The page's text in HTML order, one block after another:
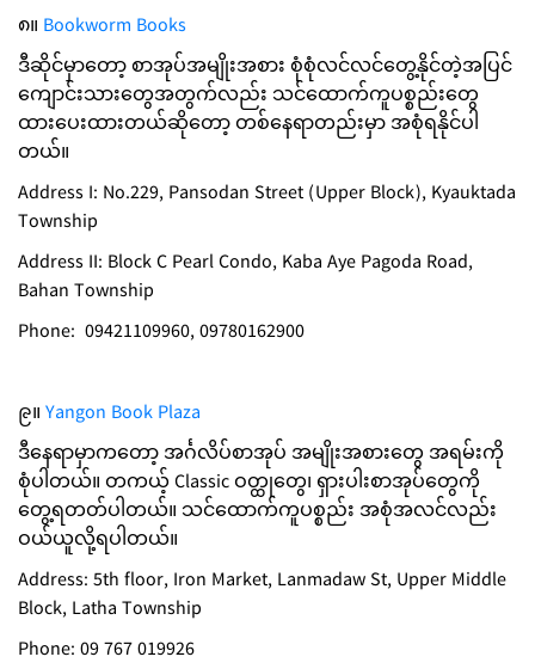
၈။ Bookworm Books
ဒီဆိုင်မှာတော့ စာအုပ်အမျိုးအစား စုံစုံလင်လင်တွေ့နိုင်တဲ့အပြင်
ကျောင်းသားတွေအတွက်လည်း သင်ထောက်ကူပစ္စည်းတွေ
ထားပေးထားတယ်ဆိုတော့ တစ်နေရာတည်းမှာ အစုံရနိုင်ပါ
တယ်။
Address I: No.229, Pansodan Street (Upper Block), Kyauktada
Township
Address II: Block C Pearl Condo, Kaba Aye Pagoda Road,
Bahan Township
Phone: 09421109960, 09780162900
၉။Yangon Book Plaza
ဒီနေရာမှာကတော့ အင်္ဂလိပ်စာအုပ် အမျိုးအစားတွေ အရမ်းကို
စုံပါတယ်။ တကယ့် Classic ဝတ္ထုတွေ၊ ရှားပါးစာအုပ်တွေကို
တွေ့ရတတ်ပါတယ်။ သင်ထောက်ကူပစ္စည်း အစုံအလင်လည်း
ဝယ်ယူလို့ရပါတယ်။
Address: 5th floor, Iron Market, Lanmadaw St, Upper Middle
Block, Latha Township
Phone: 09 767 019926